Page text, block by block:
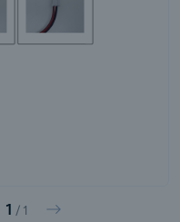
1 / 1 Volgende